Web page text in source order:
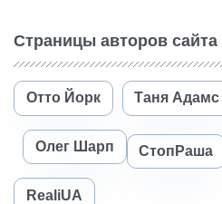
Страницы авторов сайта
Отто Йорк Таня Адамс
Олег Шарп СтопРаша
RealiUA